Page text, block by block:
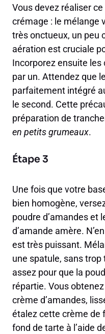
Vous devez réaliser ce
crémage : le mélange
très onctueux, un peu
aération est cruciale
Incorporez ensuite
par un. Attendez que
parfaitement intégré
le second. Cette
préparation de
en petits grumeaux.
Étape 3
Une fois que votre
bien homogène,
poudre d’amandes et
d’amande amère.
est très puissant.
une spatule, sans
assez pour que la
répartie. Vous
crème d’amandes,
étalez cette crème de
fond de tarte à l’aide